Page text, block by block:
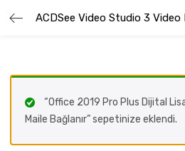
GIRIŞ YAP
“Office 2019 Pro Plus Dijital
Maile Bağlanır” sepetinize eklendi.